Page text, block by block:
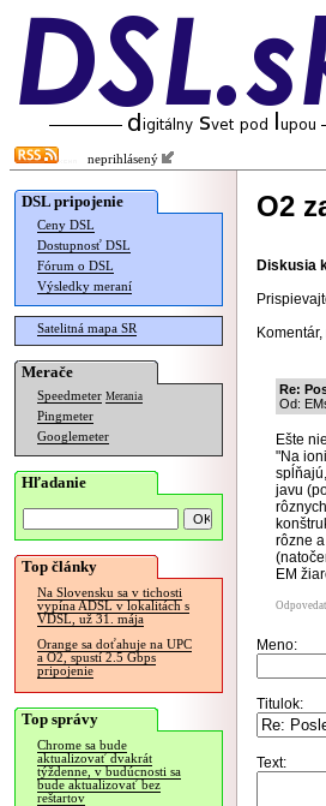
neprihlásený
DSL pripojenie
Ceny DSL
Dostupnosť DSL
Fórum o DSL
Výsledky meraní
Satelitná mapa SR
Merače
Speedmeter Merania
Pingmeter
Googlemeter
Hľadanie
Top články
Na Slovensku sa v tichosti
vypína ADSL v lokalitách s
VDSL, už 31. mája
Orange sa doťahuje na UPC
a O2, spustí 2.5 Gbps
pripojenie
Top správy
Chrome sa bude
aktualizovať dvakrát
týždenne, v budúcnosti sa
bude aktualizovať bez
reštartov
O2
Diskusia
Re:
Od:
Ešte
"Na
javu
rôzne
EM
Meno:
Titulok:
Text: